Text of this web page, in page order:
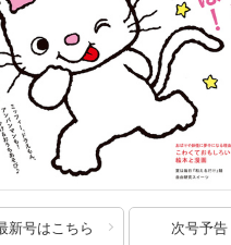
新号はこちら 次号予告